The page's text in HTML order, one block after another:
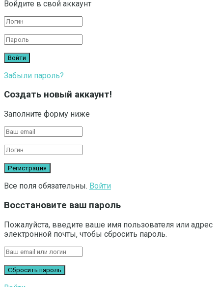
Войдите в свой аккаунт
Забыли пароль?
Создать новый аккаунт!
Заполните форму ниже
Все поля обязательны. Войти
Восстановите ваш пароль
Пожалуйста, введите ваше имя пользователя или адрес
электронной почты, чтобы сбросить пароль.